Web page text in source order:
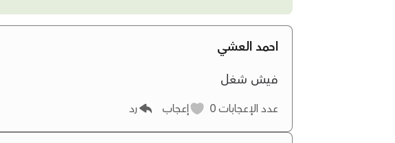
احمد العشي
فيش شغل
عدد الإعجابات إعجاب رد